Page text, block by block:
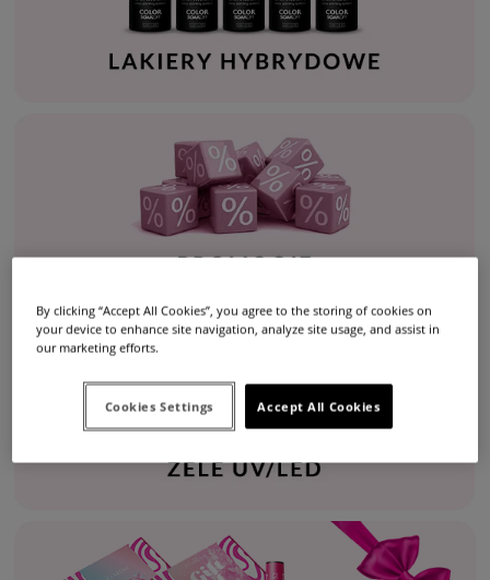
By clicking “Accept All Cookies”, you agree to the storing of cookies on
your device to enhance site navigation, analyze site usage, and assist in
our marketing efforts.
Accept All Cookies
Cookies Settings